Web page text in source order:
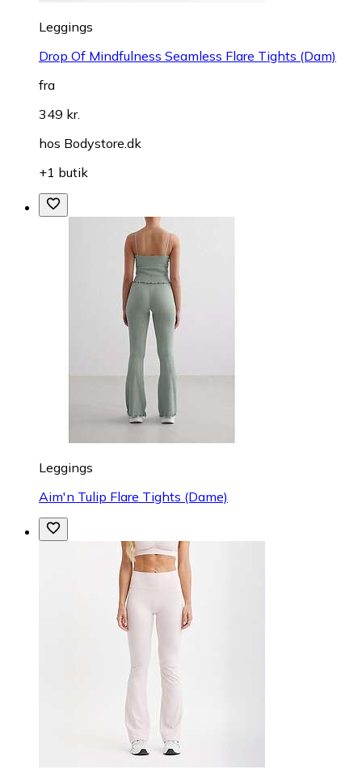
Leggings
Drop Of Mindfulness Seamless Flare Tights (Dam)
fra
349 kr.
hos Bodystore.dk
+1 butik
Leggings
Aim'n Tulip Flare Tights (Dame)